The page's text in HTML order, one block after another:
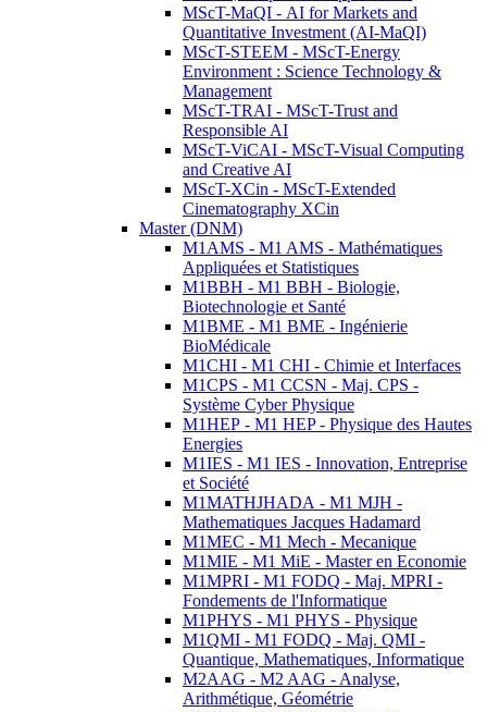
MScT-MaQI - AI for Markets and
Quantitative Investment (AI-MaQI)
MScT-STEEM - MScT-Energy
Environment : Science Technology &
Management
MScT-TRAI - MScT-Trust and
Responsible AI
MScT-ViCAI - MScT-Visual Computing
and Creative AI
MScT-XCin - MScT-Extended
Cinematography XCin
Master (DNM)
M1AMS - M1 AMS - Mathématiques
Appliquées et Statistiques
M1BBH - M1 BBH - Biologie,
Biotechnologie et Santé
M1BME - M1 BME - Ingénierie
BioMédicale
M1CHI - M1 CHI - Chimie et Interfaces
M1CPS - M1 CCSN - Maj. CPS -
Système Cyber Physique
M1HEP - M1 HEP - Physique des Hautes
Energies
M1IES - M1 IES - Innovation, Entreprise
et Société
M1MATHJHADA - M1 MJH -
Mathematiques Jacques Hadamard
M1MEC - M1 Mech - Mecanique
M1MIE - M1 MiE - Master en Economie
M1MPRI - M1 FODQ - Maj. MPRI -
Fondements de l'Informatique
M1PHYS - M1 PHYS - Physique
M1QMI - M1 FODQ - Maj. QMI -
Quantique, Mathematiques, Informatique
M2AAG - M2 AAG - Analyse,
Arithmétique, Géométrie